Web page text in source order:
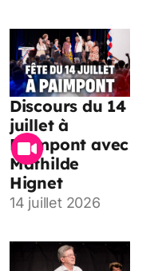
Discours du 14
juillet à
Paimpont avec
Mathilde
Hignet
14 juillet 2026